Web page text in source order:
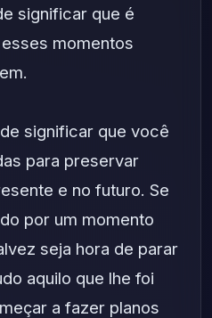
significar que é
momentos
significar que você
para preservar
e no futuro. Se
por um momento
seja hora de parar
aquilo que lhe foi
a fazer planos